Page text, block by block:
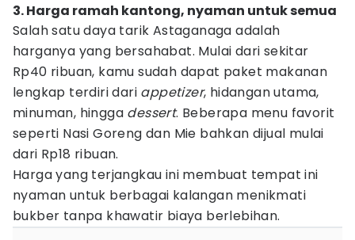
3. Harga ramah kantong, nyaman untuk semua
Salah satu daya tarik Astaganaga adalah
harganya yang bersahabat. Mulai dari sekitar
Rp40 ribuan, kamu sudah dapat paket makanan
lengkap terdiri dari appetizer, hidangan utama,
minuman, hingga dessert. Beberapa menu favorit
seperti Nasi Goreng dan Mie bahkan dijual mulai
dari Rp18 ribuan.
Harga yang terjangkau ini membuat tempat ini
nyaman untuk berbagai kalangan menikmati
bukber tanpa khawatir biaya berlebihan.